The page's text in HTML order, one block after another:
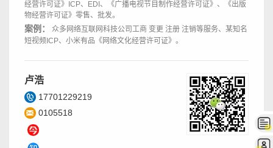
经营许可证》ICP、EDI、《广播电视节目制作经营许可证》、《出版
物经营许可证》零售、批发。
案例：
众多网络互联网科技公司工商 变更 注册 注销等服务、某知名
短视频ICP、小米有品《网络文化经营许可证》。
卢浩
17701229219
0105518